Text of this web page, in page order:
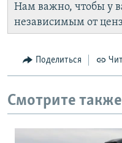
Нам важно, чтобы у
независимым от
Поделиться
Смотрите также